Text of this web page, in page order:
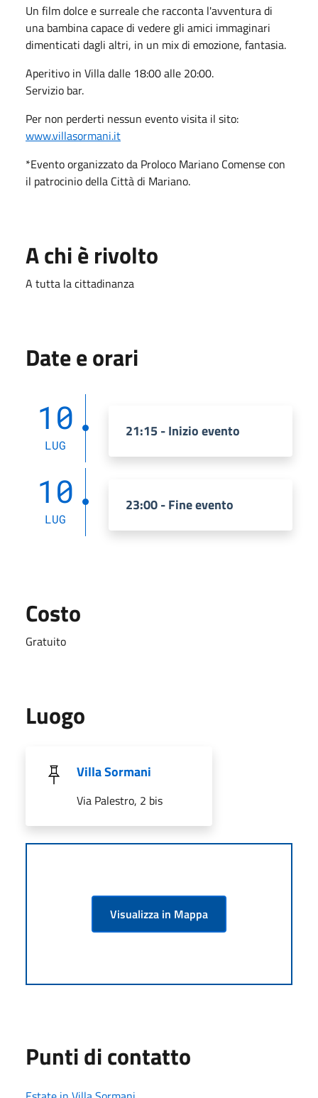
Un film dolce e surreale che racconta l'avventura di
una bambina capace di vedere gli amici immaginari
dimenticati dagli altri, in un mix di emozione, fantasia.
Aperitivo in Villa dalle 18:00 alle 20:00.
Servizio bar.
Per non perderti nessun evento visita il sito:
www.villasormani.it
*Evento organizzato da Proloco Mariano Comense con
il patrocinio della Città di Mariano.
A chi è rivolto
A tutta la cittadinanza
Date e orari
10
LUG
21:15 - Inizio evento
10
LUG
23:00 - Fine evento
Costo
Gratuito
Luogo
Villa Sormani
Via Palestro, 2 bis
Visualizza in Mappa
Punti di contatto